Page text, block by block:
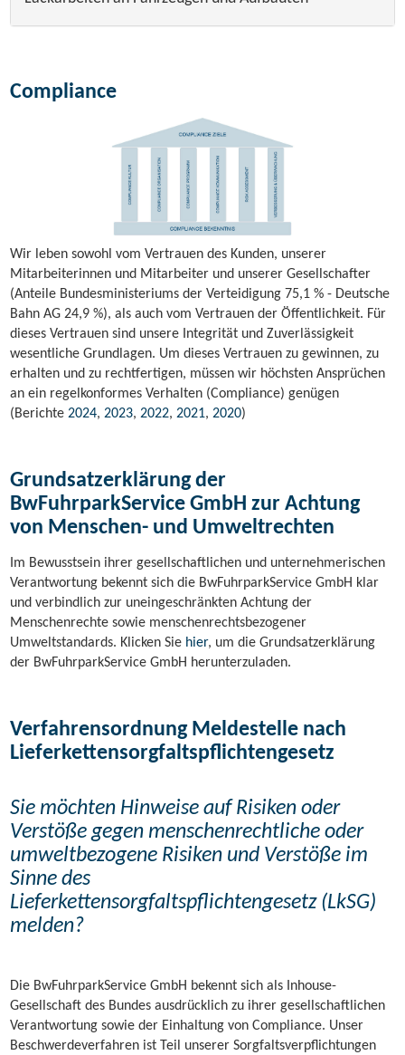
Compliance
Wir leben sowohl vom Vertrauen des Kunden, unserer
Mitarbeiterinnen und Mitarbeiter und unserer Gesellschafter
(Anteile Bundesministeriums der Verteidigung 75,1 % - Deutsche
Bahn AG 24,9 %), als auch vom Vertrauen der Ö­ffentlichkeit. Für
dieses Vertrauen sind unsere Integrität und Zuverlässigkeit
wesentliche Grundlagen. Um dieses Vertrauen zu gewinnen, zu
erhalten und zu rechtfertigen, müssen wir höchsten Ansprüchen
an ein regelkonformes Verhalten (Compliance)genügen
(Berichte2024,2023,2022,2021,2020)
Grundsatzerklärung der
BwFuhrparkService GmbH zur Achtung
von Menschen- und Umweltrechten
Im Bewusstsein ihrer gesellschaftlichen und unternehmerischen
Verantwortung bekennt sich die BwFuhrparkService GmbH klar
und verbindlich zur uneingeschränkten Achtung der
Menschenrechte sowie menschenrechtsbezogener
Umweltstandards. Klicken Sie hier, um die Grundsatzerklärung
der BwFuhrparkService GmbH herunterzuladen.
Verfahrensordnung Meldestelle nach
Lieferkettensorgfaltspflichtengesetz
Sie möchten Hinweise auf Risiken oder
Verstöße gegen menschenrechtliche oder
umweltbezogene Risiken und Verstöße im
Sinne des
Lieferkettensorgfaltspflichtengesetz (LkSG)
melden?
Die BwFuhrparkService GmbH bekennt sich als Inhouse-
Gesellschaft des Bundes ausdrücklich zu ihrer gesellschaftlichen
Verantwortung sowie der Einhaltung von Compliance. Unser
Beschwerdeverfahren ist Teil unserer Sorgfaltsverpflichtungen